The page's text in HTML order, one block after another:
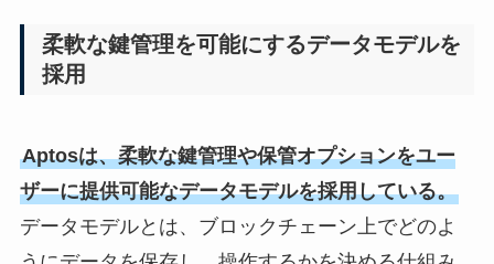
柔軟な鍵管理を可能にするデータモデルを
採用
Aptosは、柔軟な鍵管理や保管オプションをユー
ザーに提供可能なデータモデルを採用している。
データモデルとは、ブロックチェーン上でどのよ